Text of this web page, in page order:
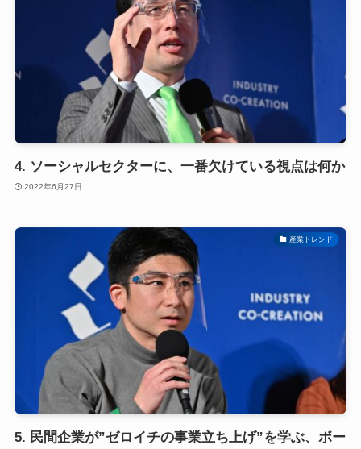
4. ソーシャルセクターに、一番欠けている視点は何か
2022年6月27日
産業トレンド
5. 民間企業が”ゼロイチの事業立ち上げ”を学ぶ、ボー